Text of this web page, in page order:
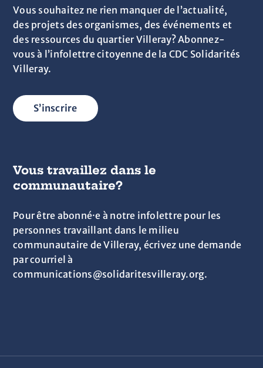
Vous souhaitez ne rien manquer de l’actualité,
des projets des organismes, des événements et
des ressources du quartier Villeray? Abonnez-
vous à l’infolettre citoyenne de la CDC Solidarités
Villeray.
S’inscrire
Vous travaillez dans le
communautaire?
Pour être abonné·e à notre infolettre pour les
personnes travaillant dans le milieu
communautaire de Villeray, écrivez une demande
par courriel à
communications@solidaritesvilleray.org.